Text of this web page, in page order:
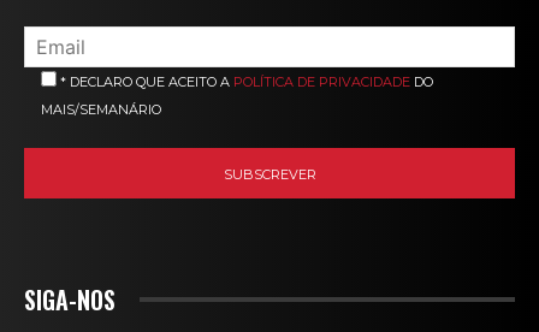
* DECLARO QUE ACEITO A POLÍTICA DE PRIVACIDADE DO
MAIS/SEMANÁRIO
SIGA-NOS